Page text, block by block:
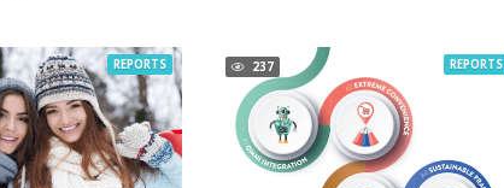
REPORTS 237 REPORTS